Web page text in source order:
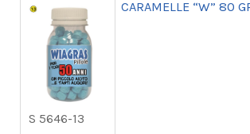
S 5646-13
CARAMELLE “W” 80